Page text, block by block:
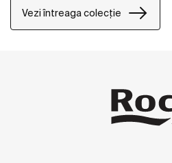
Vezi întreaga colecție